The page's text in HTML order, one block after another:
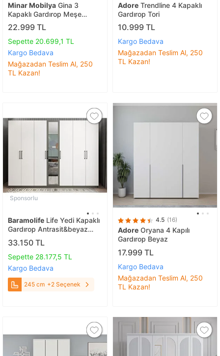
Minar Mobilya Gina 3
Kapaklı Gardırop Meşe
135x52x200 cm
22.999 TL
Sepette 20.699,1 TL
Kargo Bedava
Mağazadan Teslim Al, 250
TL Kazan!
Adore Trendline 4 Kapaklı
Gardırop Tori
10.999 TL
Kargo Bedava
Mağazadan Teslim Al, 250
TL Kazan!
Sponsorlu
Baramolife Life Yedi Kapaklı
Gardırop Antrasit&beyaz
G.y.l_6_245cm 245 cm
33.150 TL
Sepette 28.177,5 TL
Kargo Bedava
245 cm +2 Seçenek
4.5 (16)
Adore Oryana 4 Kapılı
Gardırop Beyaz
17.999 TL
Kargo Bedava
Mağazadan Teslim Al, 250
TL Kazan!